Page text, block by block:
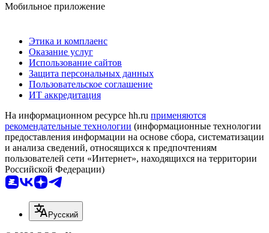
Мобильное приложение
Этика и комплаенс
Оказание услуг
Использование сайтов
Защита персональных данных
Пользовательское соглашение
ИТ аккредитация
На информационном ресурсе hh.ru применяются
рекомендательные технологии (информационные технологии
предоставления информации на основе сбора, систематизации
и анализа сведений, относящихся к предпочтениям
пользователей сети «Интернет», находящихся на территории
Российской Федерации)
Русский